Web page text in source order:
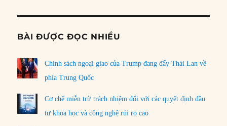
BÀI ĐƯỢC ĐỌC NHIỀU
Chính sách ngoại giao của Trump đang đẩy Thái Lan về
phía Trung Quốc
Cơ chế miễn trừ trách nhiệm đối với các quyết định đầu
tư khoa học và công nghệ rủi ro cao